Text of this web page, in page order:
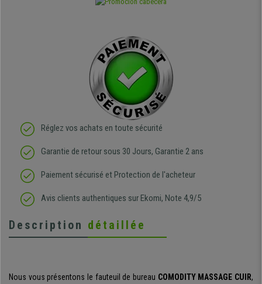
Réglez vos achats en toute sécurité
Garantie de retour sous 30 Jours, Garantie 2 ans
Paiement sécurisé et Protection de l'acheteur
Avis clients authentiques sur Ekomi, Note 4,9/5
Description détaillée
Nous vous présentons le fauteuil de bureau COMODITY MASSAGE CUIR,